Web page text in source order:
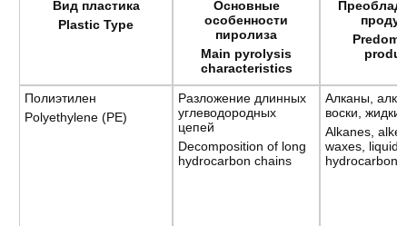
Вид пластика
Plastic Type
Основные
особенности
пиролиза
Main pyrolysis
characteristics
Полиэтилен
Polyethylene (PE)
Разложение длинных
углеводородных
цепей
Decomposition of long
hydrocarbon chains
Алканы,
воски,
Alkanes,
waxes, liquid
hydrocarbons